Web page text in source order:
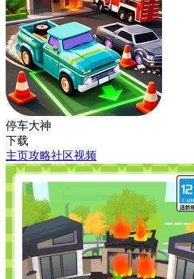
停车大神
下载
主页攻略社区视频